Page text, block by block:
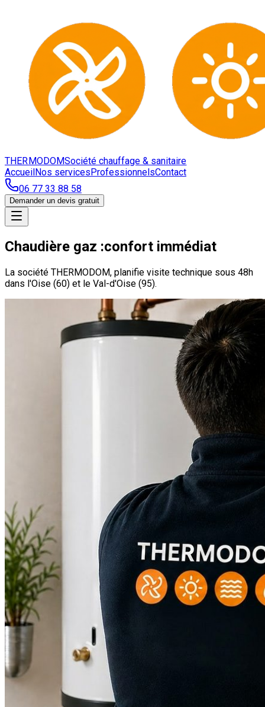
THERMODOMSociété chauffage & sanitaire
AccueilNos servicesProfessionnelsContact
06 77 33 88 58
Demander un devis gratuit
Chaudière gaz :confort immédiat
La société THERMODOM, planifie visite technique sous 48h
dans l'Oise (60) et le Val-d'Oise (95).